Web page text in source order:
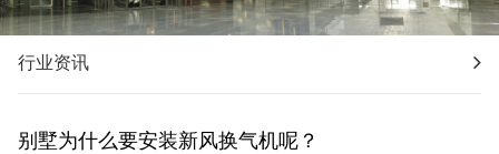
行业资讯
别墅为什么要安装新风换气机呢？